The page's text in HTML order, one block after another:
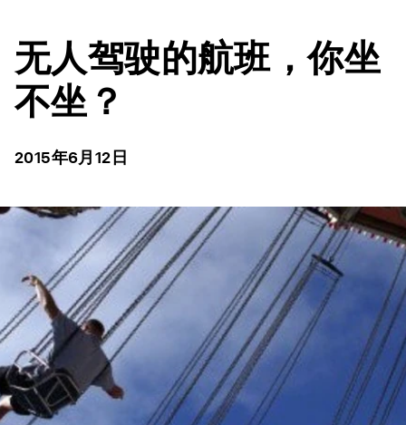
无人驾驶的航班，你坐
不坐？
2015年6月12日